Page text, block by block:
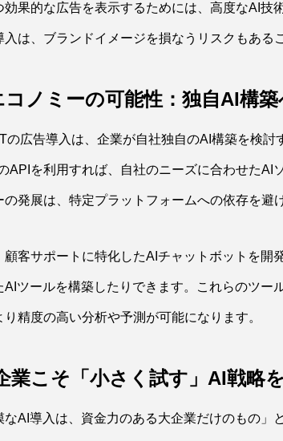
効果的な広告を表示するためには、高度なAI技
入は、ブランドイメージを損なうリスクもある
コノミーの可能性：独自AI構築
の広告導入は、企業が自社独自のAI構築を検討
APIを利用すれば、自社のニーズに合わせたAI
の発展は、特定プラットフォームへの依存を避
顧客サポートに特化したAIチャットボットを開
AIツールを構築したりできます。これらのツー
り精度の高い分析や予測が可能になります。
業こそ「小さく試す」AI戦略を
なAI導入は、資金力のある大企業だけのもの